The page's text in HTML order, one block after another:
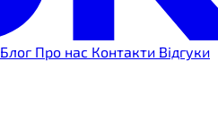
Блог Про нас Контакти Відгуки